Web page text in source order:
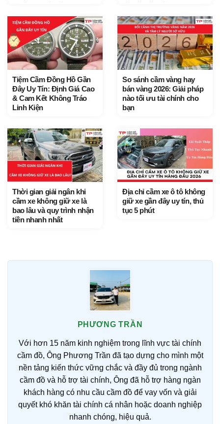
Tiệm Cầm Đồng Hồ Gần
Đây Uy Tín: Định Giá Cao
& Cam Kết Không Tráo
Linh Kiện
So sánh cầm vàng hay
bán vàng 2026: Giải pháp
nào tối ưu tài chính cho
bạn
Thời gian giải ngân khi
cầm xe không giữ xe là
bao lâu và quy trình nhận
tiền nhanh nhất
Địa chỉ cầm xe ô tô không
giữ xe gần đây uy tín, thủ
tục 5 phút
PHƯƠNG TRẦN
Với hơn 15 năm kinh nghiệm trong lĩnh vực tài chính
cầm đồ, Ông Phương Trần đã tạo dựng cho mình một
nền tảng kiến thức vững chắc và đầy đủ trong ngành
cầm đồ và hỗ trợ tài chính, Ông đã hỗ trợ hàng ngàn
khách hàng có nhu cầu cầm đồ để vay vốn và giải
quyết khó khăn tài chính cá nhân hoặc doanh nghiệp
nhanh chóng, hiệu quả.